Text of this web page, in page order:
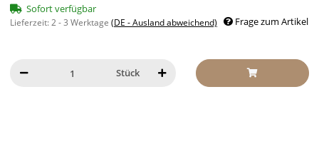
Sofort verfügbar
Lieferzeit:2 - 3 Werktage (DE - Ausland abweichend) Frage zum Artikel
Stück